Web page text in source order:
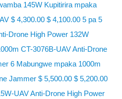
145W Kupitirira mpaka
$ 4,300.00 $ 4,100.00 5 pa 5
Drone High Power 132W
CT-3076B-UAV Anti-Drone
6 Mabungwe mpaka 1000m
Jammer $ 5,500.00 $ 5,200.00
UAV Anti-Drone High Power